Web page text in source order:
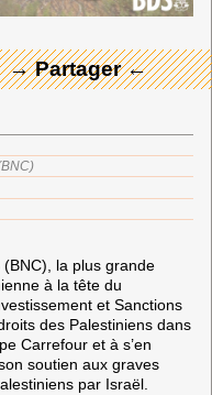
→ Partager ←
la plus grande
à la tête du
et Sanctions
des Palestiniens dans
Carrefour et à s’en
soutien aux graves
par Israël.